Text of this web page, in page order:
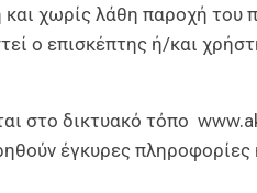
και χωρίς λάθη παροχή
ο επισκέπτης ή/και
στο δικτυακό τόπο
έγκυρες